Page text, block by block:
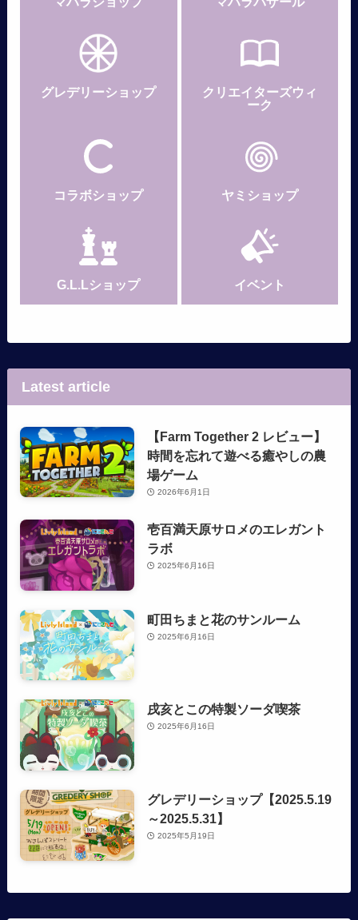
グレデリーショップ
クリエイターズウィ
ーク
コラボショップ ヤミショップ
G.L.Lショップ イベント
Latest article
【Farm Together 2 レビュー】
時間を忘れて遊べる癒やしの農
場ゲーム
2026年6月1日
壱百満天原サロメのエレガント
ラボ
2025年6月16日
町田ちまと花のサンルーム
2025年6月16日
戌亥とこの特製ソーダ喫茶
2025年6月16日
グレデリーショップ【2025.5.19
～2025.5.31】
2025年5月19日